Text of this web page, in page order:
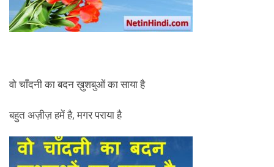
वो चाँदनी का बदन ख़ुशबुओं का साया है
बहुत अज़ीज़ हमें है, मगर पराया है